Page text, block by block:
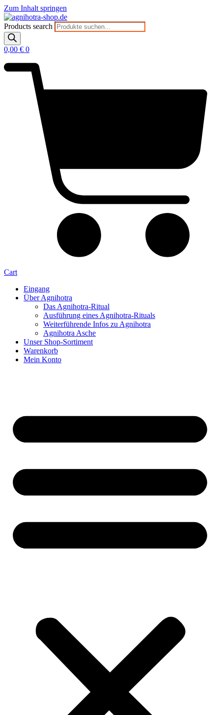
Zum Inhalt springen
Products search
0,00 € 0
Cart
Eingang
Über Agnihotra
Das Agnihotra-Ritual
Ausführung eines Agnihotra-Rituals
Weiterführende Infos zu Agnihotra
Agnihotra Asche
Unser Shop-Sortiment
Warenkorb
Mein Konto